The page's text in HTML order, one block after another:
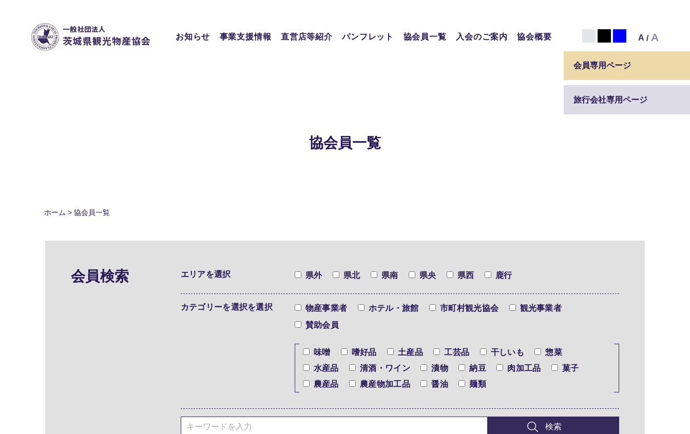
content
お知らせ
事業支援情報 直営店等紹介 パンフレット 協会員一覧 入会のご案内 協会概要 A / A
協会員一覧
ホーム > 協会員一覧
会員検索 エリアを選択 県外 県北 県南 県央 県西 鹿行
カテゴリーを選択を選択 物産事業者 ホテル・旅館 市町村観光協会
観光事業者
賛助会員
味噌 嗜好品 土産品 工芸品 干しいも
惣菜
水産品
清酒・ワイン 漬物 納豆 肉加工品
菓子
農産品
農産物加工品 醤油 麺類
会員専用ページ
旅行会社専用ページ